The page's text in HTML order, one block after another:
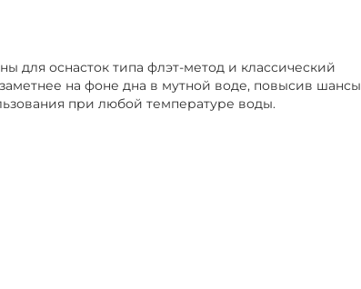
для оснасток типа флэт-метод и классический
на фоне дна в мутной воде, повысив шансы
при любой температуре воды.